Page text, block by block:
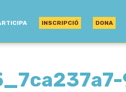
INSCRIPCIÓ DONA